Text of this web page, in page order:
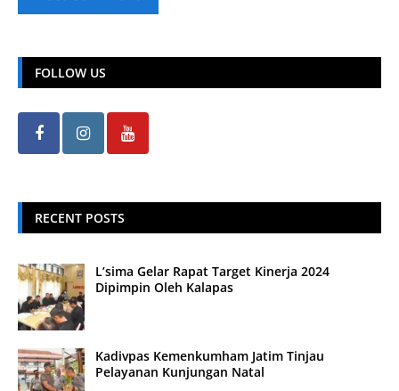
FOLLOW US
RECENT POSTS
L’sima Gelar Rapat Target Kinerja 2024
Dipimpin Oleh Kalapas
Kadivpas Kemenkumham Jatim Tinjau
Pelayanan Kunjungan Natal